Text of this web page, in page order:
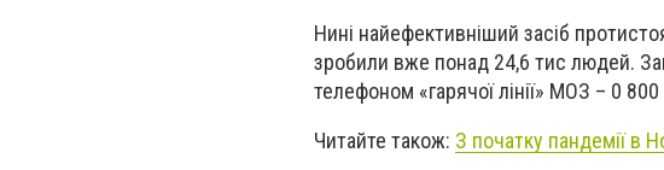
Нині найефективніший засіб
зробили вже понад 24,6 тис людей.
телефоном «гарячої лінії» МОЗ – 0
Читайте також: З початку пандемії в